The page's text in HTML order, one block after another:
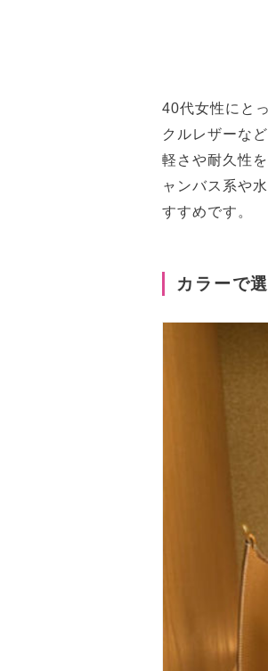
40代女性にと
クルレザーな
軽さや耐久性
ャンバス系や
すすめです。
カラーで